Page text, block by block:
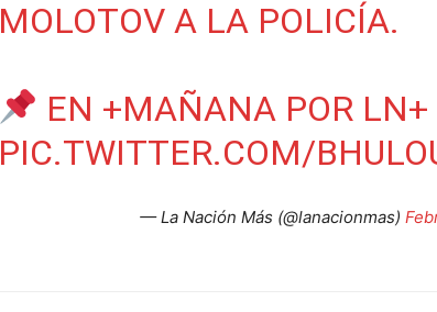
MOLOTOV A LA POLICÍA.
EN +MAÑANA POR LN+
PIC.TWITTER.COM/
— La Nación Más (@lanacionmas)